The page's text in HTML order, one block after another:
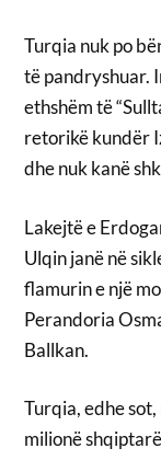
Turqia nuk po
të pandryshuar.
ethshëm të
retorikë kundër
dhe nuk kanë
Lakejtë e
Ulqin janë në
flamurin e një
Perandoria
Ballkan.
Turqia, edhe
milionë